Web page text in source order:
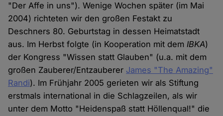
"Der Affe in uns"). Wenige Wochen später (im Mai
2004) richteten wir den großen Festakt zu
Deschners 80. Geburtstag in dessen Heimatstadt
aus. Im Herbst folgte (in Kooperation mit demIBKA)
der Kongress "Wissen statt Glauben" (u.a. mit dem
großen Zauberer/Entzauberer James "The Amazing"
Randi). Im Frühjahr 2005 gerieten wir als Stiftung
erstmals international in die Schlagzeilen, als wir
unter dem Motto "Heidenspaß statt Höllenqual!" die